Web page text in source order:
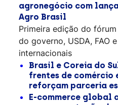
agronegócio com
Agro Brasil
Primeira edição do
do governo, USDA, FAO
internacionais
Brasil e Coreia do
frentes de comércio
reforçam parceria
E-commerce global